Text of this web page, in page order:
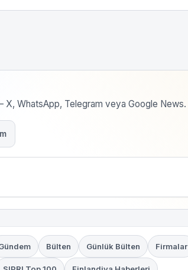
X, WhatsApp, Telegram veya Google News.
Bülten Günlük Bülten Firmalar